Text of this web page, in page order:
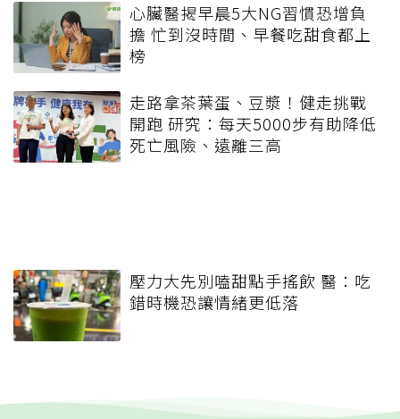
心臟醫揭早晨5大NG習慣恐增負
擔 忙到沒時間、早餐吃甜食都上
榜
走路拿茶葉蛋、豆漿！健走挑戰
開跑 研究：每天5000步有助降低
死亡風險、遠離三高
壓力大先別嗑甜點手搖飲 醫：吃
錯時機恐讓情緒更低落